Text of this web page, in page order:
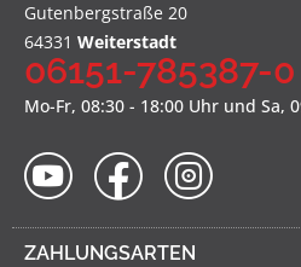
Gutenbergstraße 20
64331 Weiterstadt
06151-785387-0
Mo-Fr, 08:30 - 18:00 Uhr und Sa,
ZAHLUNGSARTEN